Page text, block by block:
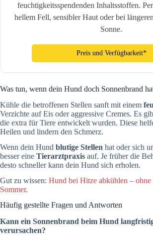
feuchtigkeitsspendenden Inhaltsstoffen.
hellem Fell, sensibler Haut oder bei
Sonne.
Preis und Verfügbarkeit*
Was tun, wenn dein Hund doch Sonnenbrand
Kühle die betroffenen Stellen sanft mit einem
Verzichte auf Eis oder aggressive Cremes. Es
die extra für Tiere entwickelt wurden. Diese
Heilen und lindern den Schmerz.
Wenn dein Hund blutige Stellen hat oder sich
besser eine Tierarztpraxis auf. Je früher die
desto schneller kann dein Hund sich erholen.
Gut zu wissen: Hund bei Hitze abkühlen – ohne
Sommer.
Häufig gestellte Fragen und Antworten
Kann ein Sonnenbrand beim Hund
verursachen?